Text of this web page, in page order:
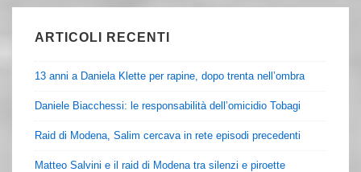
ARTICOLI RECENTI
13 anni a Daniela Klette per rapine, dopo trenta nell’ombra
Daniele Biacchessi: le responsabilità dell’omicidio Tobagi
Raid di Modena, Salim cercava in rete episodi precedenti
Matteo Salvini e il raid di Modena tra silenzi e piroette